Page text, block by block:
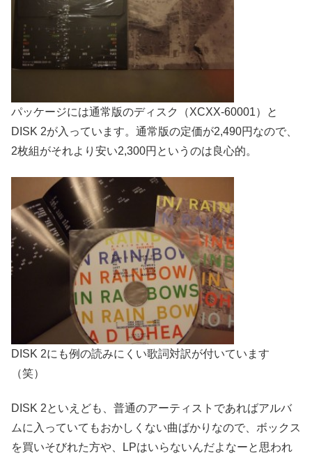
パッケージには通常版のディスク（XCXX-60001）と
DISK 2が入っています。通常版の定価が2,490円なので、
2枚組がそれより安い2,300円というのは良心的。
DISK 2にも例の読みにくい歌詞対訳が付いています
（笑）
DISK 2といえども、普通のアーティストであればアルバ
ムに入っていてもおかしくない曲ばかりなので、ボックス
を買いそびれた方や、LPはいらないんだよなーと思われ